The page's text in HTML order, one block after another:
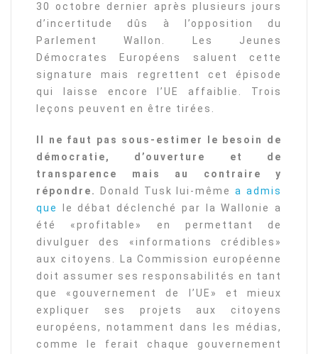
30 octobre dernier après plusieurs jours
d’incertitude dûs à l’opposition du
Parlement Wallon. Les Jeunes
Démocrates Européens saluent cette
signature mais regrettent cet épisode
qui laisse encore l’UE affaiblie. Trois
leçons peuvent en être tirées.
Il ne faut pas sous-estimer le besoin de
démocratie, d’ouverture et de
transparence mais au contraire y
répondre.
Donald Tusk lui-mêmea admis
que
le débat déclenché par la Wallonie a
été «profitable» en permettant de
divulguer des «informations crédibles»
aux citoyens. La Commission européenne
doit assumer ses responsabilités en tant
que «gouvernement de l’UE» et mieux
expliquer ses projets aux citoyens
européens, notamment dans les médias,
comme le ferait chaque gouvernement